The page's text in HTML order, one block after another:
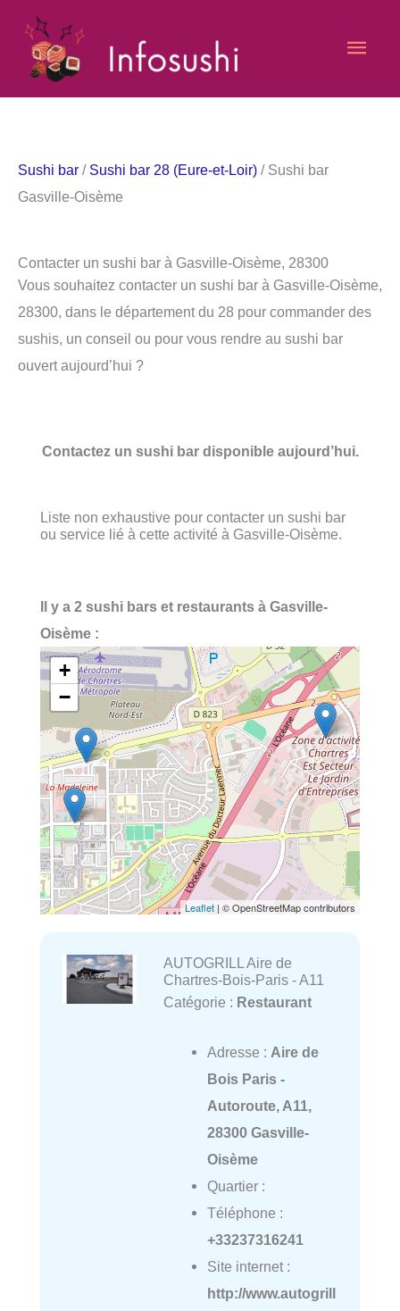
contenu
Sushi bar / Sushi bar 28 (Eure-et-Loir) / Sushi bar
Gasville-Oisème
Contacter un sushi bar à Gasville-Oisème, 28300
Vous souhaitez contacter un sushi bar à Gasville-Oisème,
28300, dans le département du 28 pour commander des
sushis, un conseil ou pour vous rendre au sushi bar
ouvert aujourd’hui ?
Contactez un sushi bar disponible aujourd’hui.
Liste non exhaustive pour contacter un sushi bar
ou service lié à cette activité à Gasville-Oisème.
Il y a 2 sushi bars et restaurants à Gasville-
Oisème :
+
−
Leaflet | © OpenStreetMap contributors
AUTOGRILL Aire de
Chartres-Bois-Paris - A11
Catégorie : Restaurant
Adresse : Aire de
Bois Paris -
Autoroute, A11,
28300 Gasville-
Oisème
Quartier :
Téléphone :
+33237316241
Site internet :
http://www.autogrill